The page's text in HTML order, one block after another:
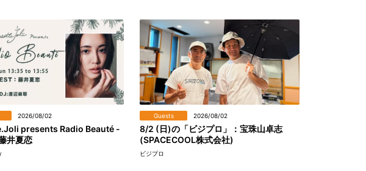
2026/08/02
presents Radio Beauté -
井夏恋
Guests 2026/08/02
8/2 (日)の「ビジプロ」：宝珠山卓志
(SPACECOOL株式会社)
ビジプロ